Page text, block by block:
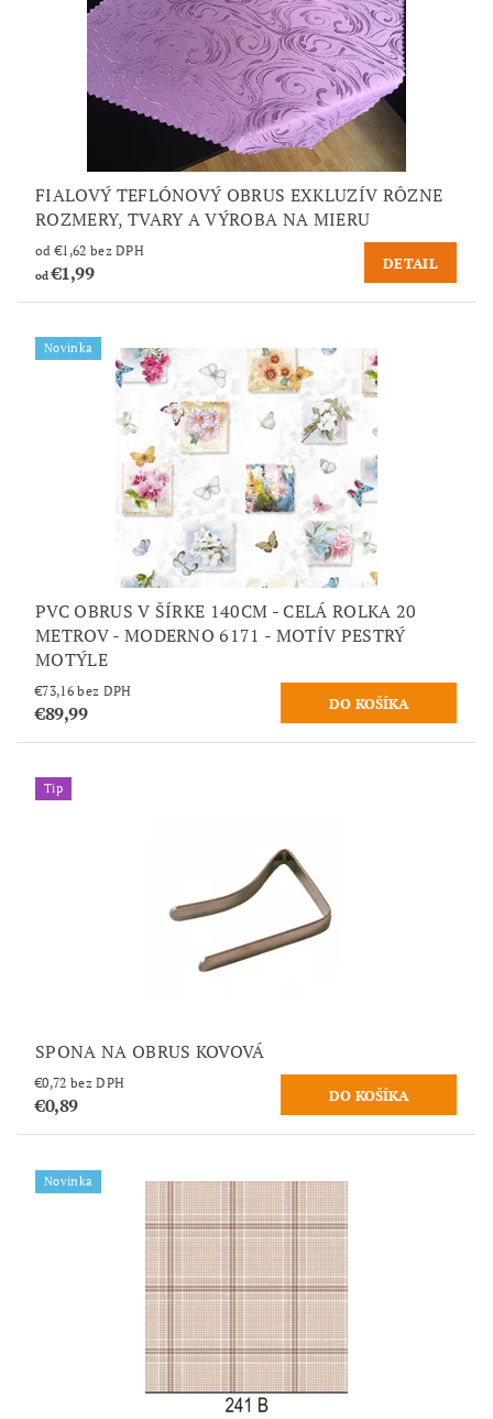
FIALOVÝ TEFLÓNOVÝ OBRUS EXKLUZÍV RÔZNE
ROZMERY, TVARY A VÝROBA NA MIERU
od €1,62 bez DPH
od€1,99 DETAIL
Novinka
PVC OBRUS V ŠÍRKE 140CM - CELÁ ROLKA 20
METROV - MODERNO 6171 - MOTÍV PESTRÝ
MOTÝLE
€73,16 bez DPH
€89,99
Tip
SPONA NA OBRUS KOVOVÁ
€0,72 bez DPH
€0,89
Novinka